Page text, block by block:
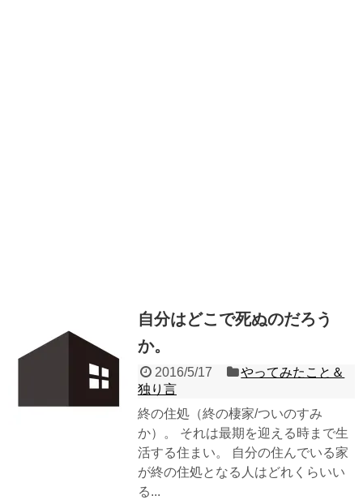
自分はどこで死ぬのだろう
か。
2016/5/17
やってみたこと＆
独り言
終の住処（終の棲家/ついのすみ
か）。 それは最期を迎える時まで生
活する住まい。 自分の住んでいる家
が終の住処となる人はどれくらいい
る...